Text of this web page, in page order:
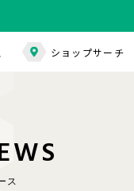
ショップサーチ
WS
ス